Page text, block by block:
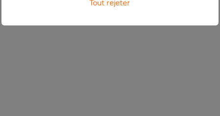
Tout rejeter